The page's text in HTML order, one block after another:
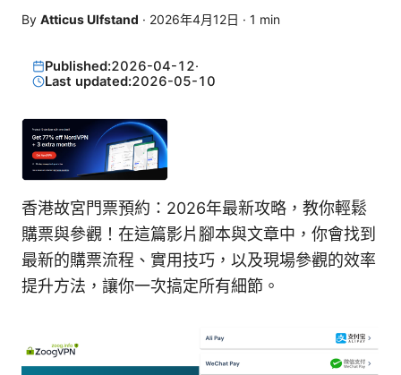
By Atticus Ulfstand · 2026年4月12日 · 1 min
Published:2026-04-12·
Last updated:2026-05-10
香港故宮門票預約：2026年最新攻略，教你輕鬆
購票與參觀！在這篇影片腳本與文章中，你會找到
最新的購票流程、實用技巧，以及現場參觀的效率
提升方法，讓你一次搞定所有細節。